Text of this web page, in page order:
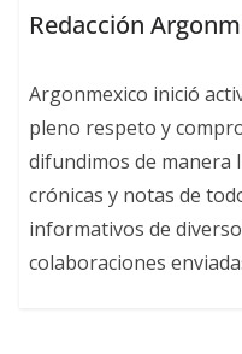
Redacción
Argonmexico inició
pleno respeto y
difundimos de manera
crónicas y notas de
informativos de
colaboraciones